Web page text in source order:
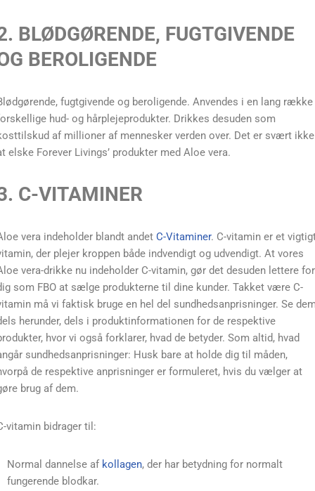
BLØDGØRENDE, FUGTGIVENDE
BEROLIGENDE
fugtgivende og beroligende. Anvendes i en lang række
hud- og hårplejeprodukter. Drikkes desuden som
af millioner af mennesker verden over. Det er svært ikke
elske Forever Livings’ produkter med Aloe vera.
C-VITAMINER
vera indeholder blandt andet C-Vitaminer. C-vitamin er et
der plejer kroppen både indvendigt og udvendigt. At vores
vera-drikke nu indeholder C-vitamin, gør det desuden lettere for
som FBO at sælge produkterne til dine kunder. Takket være C-
må vi faktisk bruge en hel del sundhedsanprisninger. Se
herunder, dels i produktinformationen for de respektive
hvor vi også forklarer, hvad de betyder. Som altid, hvad
sundhedsanprisninger: Husk bare at holde dig til måden,
de respektive anprisninger er formuleret, hvis du vælger at
brug af dem.
vitamin bidrager til:
Normal dannelse af kollagen, der har betydning for normalt
fungerende blodkar.